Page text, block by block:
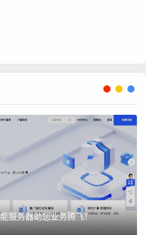
服务器助您业务腾飞！